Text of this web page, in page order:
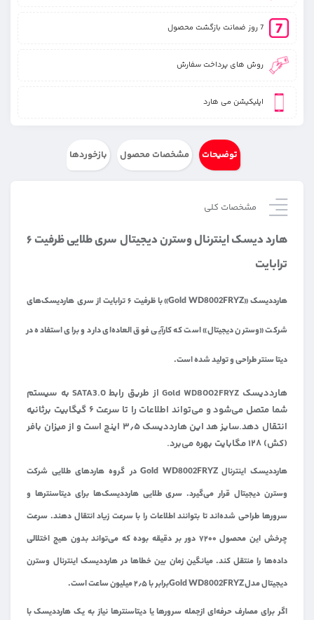
7 روز ضمانت بازگشت محصول
روش های پرداخت سفارش
اپلیکیشن می هارد
توضیحات مشخصات محصول بازخوردها
مشخصات کلی
هارد دیسک اینترنال وسترن دیجیتال سری طلایی ظرفیت ۶
ترابایت
هارددیسک «Gold WD8002FRYZ» با ظرفیت ۶ ترابایت از سری هاردیسک‌های
شرکت «وسترن دیجیتال» است که کارآیی فوق العاده‌ای دارد و برای استفاده در
دیتا سنتر طراحی و تولید شده است.
هارددیسک Gold WD8002FRYZ از طریق رابط SATA3.0 به سیستم
شما متصل می‌شود و می‌تواند اطلاعات را تا سرعت ۶ گیگابیت برثانیه
انتقال دهد.سایز هد این هارددیسک ۳٫۵ اینچ است و از میزان بافر
(کش) ۱۲۸ مگابایت بهره می‌برد.
هارددیسک اینترنال Gold WD8002FRYZ در گروه هاردهای طلایی شرکت
وسترن دیجیتال قرار می‌گیرد. سری طلایی هارددیسک‌ها برای دیتاسنترها و
سرورها طراحی شده‌اند تا بتوانند اطلاعات را با سرعت زیاد انتقال دهند. سرعت
چرخش این محصول ۷۲۰۰ دور بر دقیقه بوده که می‌تواند بدون هیج اختلالی
داده‌ها را منتقل کند. میانگین زمان بین خطاها در هارددیسک اینترنال وسترن
دیجیتال مدل Gold WD8002FRYZبرابر با ۲٫۵ میلیون ساعت است.
اگر برای مصارف حرفه‌ای ازجمله سرورها یا دیتاسنترها نیاز به یک هارددیسک با